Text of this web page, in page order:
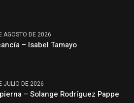
AGOSTO DE 2026
– Isabel Tamayo
JULIO DE 2026
– Solange Rodríguez Pappe